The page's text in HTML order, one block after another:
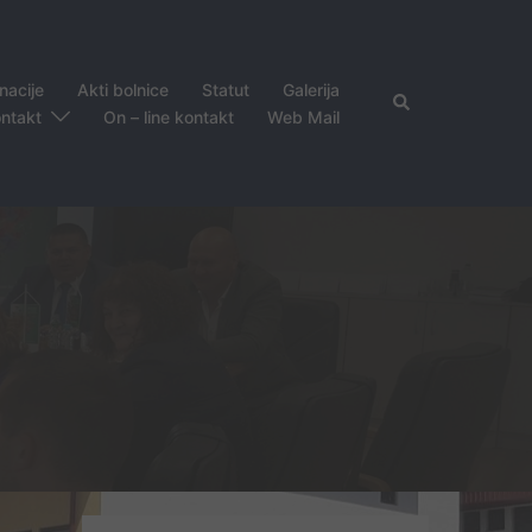
Akti bolnice Statut
Galerija
On – line kontakt Web Mail
Search